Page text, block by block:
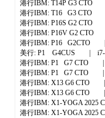
港行IBM: T14P G3 CTO
港行IBM: T16 G3 CTO
港行IBM: P16S G2 CTO
港行IBM: P16V G2 CTO
港行IBM: P16 G2CTO |
美行: P1 G4CUS | i7-
港行IBM: P1 G7 CTO |
港行IBM: P1 G7 CTO |
港行IBM: X13 G6 CTO |
港行IBM: X13 G6 CTO |
港行IBM: X1-YOGA
港行IBM: X1-YOGA